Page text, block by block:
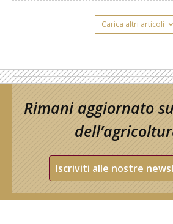
Carica altri articoli
Rimani aggiornato
Iscriviti alle nostre